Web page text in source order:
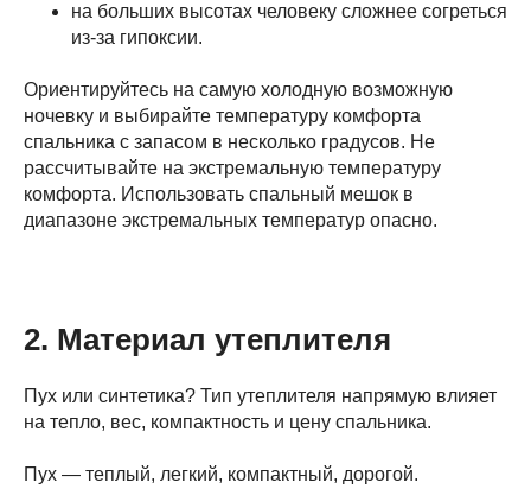
на больших высотах человеку сложнее согреться
из-за гипоксии.
Ориентируйтесь на самую холодную возможную
ночевку и выбирайте температуру комфорта
спальника с запасом в несколько градусов. Не
рассчитывайте на экстремальную температуру
комфорта. Использовать спальный мешок в
диапазоне экстремальных температур опасно.
2. Материал утеплителя
Пух или синтетика? Тип утеплителя напрямую влияет
на тепло, вес, компактность и цену спальника.
Пух — теплый, легкий, компактный, дорогой.